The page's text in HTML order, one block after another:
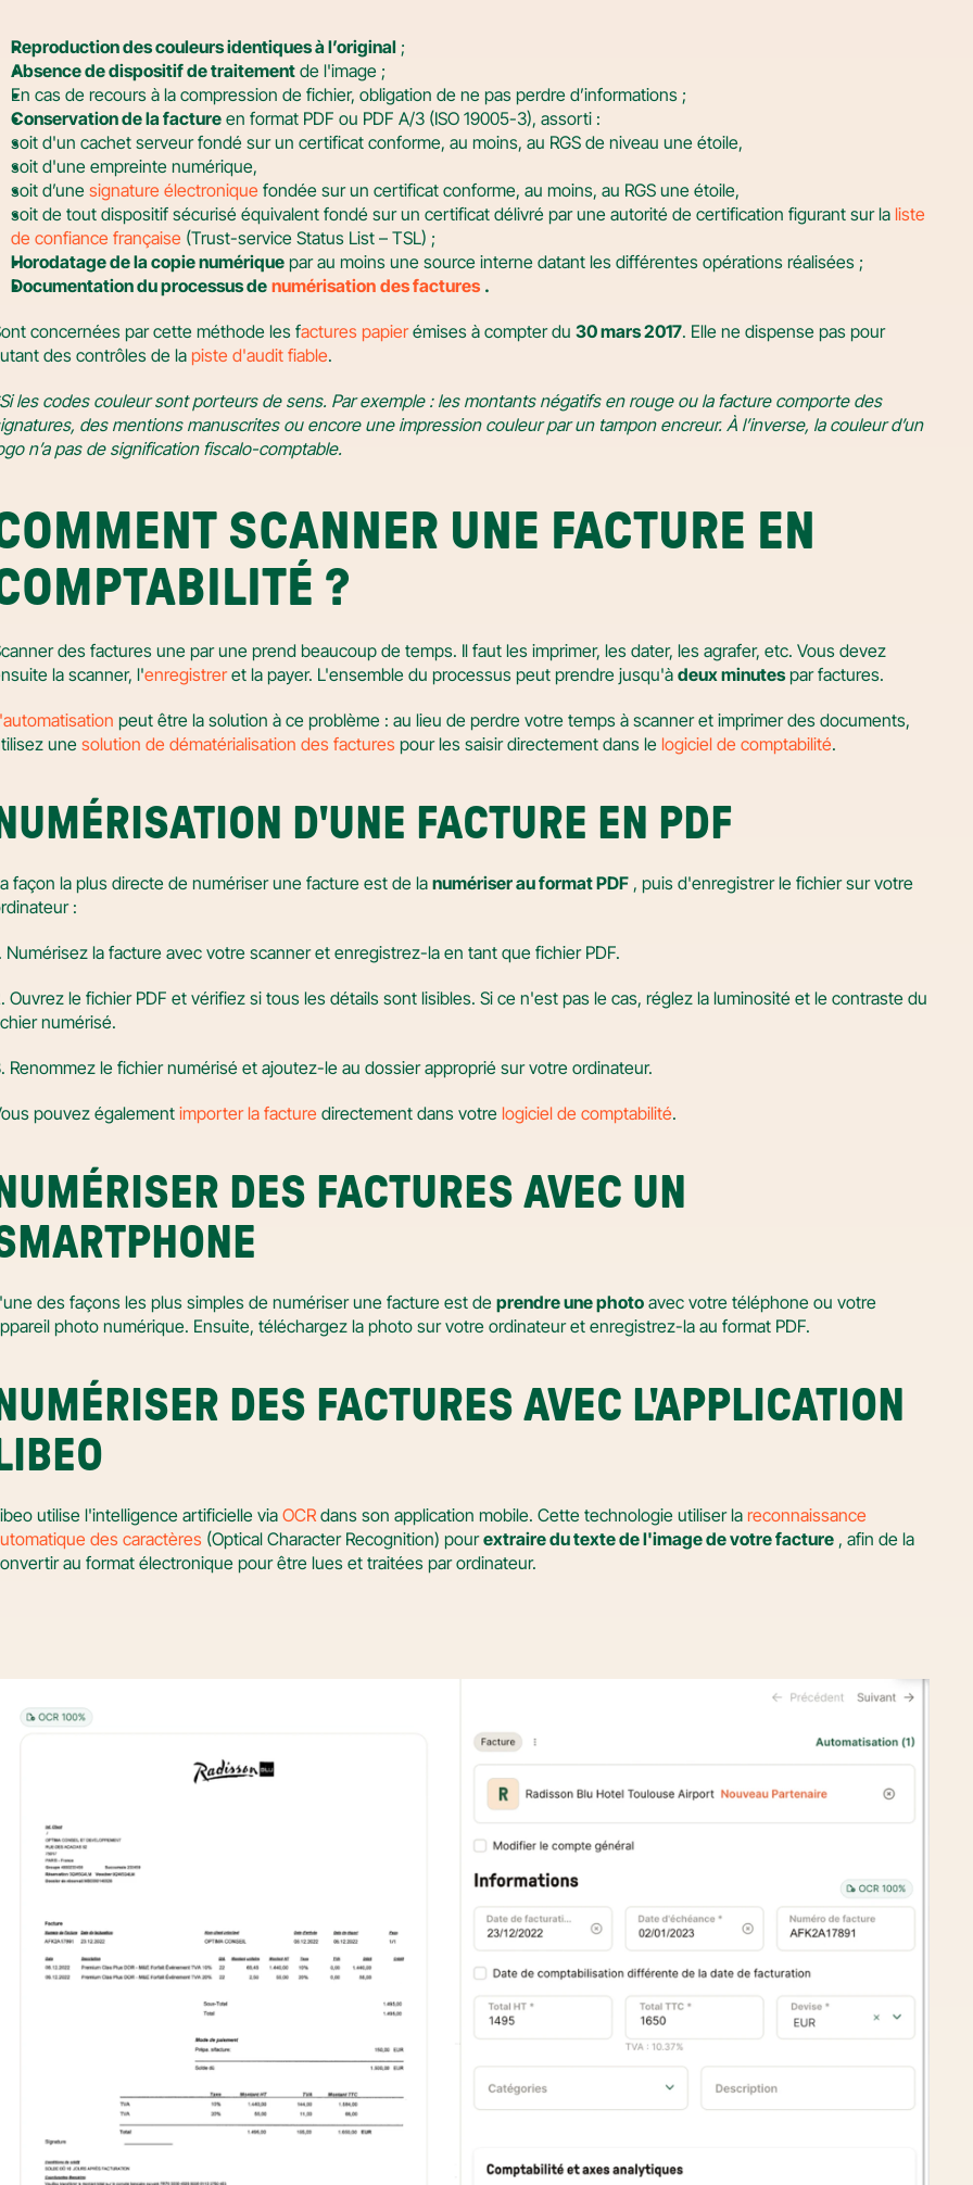
Reproduction des couleurs identiques à l’original ;
Absence de dispositif de traitement de l'image ;
En cas de recours à la compression de fichier, obligation de ne pas perdre d’informations ;
Conservation de la facture en format PDF ou PDF A/3 (ISO 19005-3), assorti :
soit d'un cachet serveur fondé sur un certificat conforme, au moins, au RGS de niveau une étoile,
soit d'une empreinte numérique,
soit d’une signature électronique fondée sur un certificat conforme, au moins, au RGS une étoile,
soit de tout dispositif sécurisé équivalent fondé sur un certificat délivré par une autorité de certification figurant sur la liste
de confiance française (Trust-service Status List – TSL) ;
Horodatage de la copie numérique par au moins une source interne datant les différentes opérations réalisées ;
Documentation du processus de numérisation des factures .
concernées par cette méthode les factures papier émises à compter du 30 mars 2017. Elle ne dispense pas pour
des contrôles de la piste d'audit fiable.
les codes couleur sont porteurs de sens. Par exemple : les montants négatifs en rouge ou la facture comporte des
des mentions manuscrites ou encore une impression couleur par un tampon encreur. À l’inverse, la couleur d’un
n’a pas de signification fiscalo-comptable.
SCANNER UNE FACTURE EN
?
des factures une par une prend beaucoup de temps. Il faut les imprimer, les dater, les agrafer, etc. Vous devez
la scanner, l'enregistrer et la payer. L'ensemble du processus peut prendre jusqu'à deux minutes par factures.
peut être la solution à ce problème : au lieu de perdre votre temps à scanner et imprimer des documents,
une solution de dématérialisation des factures pour les saisir directement dans le logiciel de comptabilité.
NUMÉRISATION D'UNE FACTURE EN PDF
façon la plus directe de numériser une facture est de la numériser au format PDF , puis d'enregistrer le fichier sur votre
:
Numérisez la facture avec votre scanner et enregistrez-la en tant que fichier PDF.
Ouvrez le fichier PDF et vérifiez si tous les détails sont lisibles. Si ce n'est pas le cas, réglez la luminosité et le contraste du
numérisé.
Renommez le fichier numérisé et ajoutez-le au dossier approprié sur votre ordinateur.
pouvez également importer la facture directement dans votre logiciel de comptabilité.
NUMÉRISER DES FACTURES AVEC UN
des façons les plus simples de numériser une facture est de prendre une photo avec votre téléphone ou votre
photo numérique. Ensuite, téléchargez la photo sur votre ordinateur et enregistrez-la au format PDF.
NUMÉRISER DES FACTURES AVEC L'APPLICATION
LIBEO
utilise l'intelligence artificielle via OCR dans son application mobile. Cette technologie utiliser la reconnaissance
des caractères (Optical Character Recognition) pour extraire du texte de l'image de votre facture , afin de la
au format électronique pour être lues et traitées par ordinateur.